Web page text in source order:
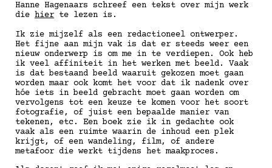
Hanne Hagenaars schreef een tekst over mijn werk
die hier te lezen is.
Ik zie mijzelf als een redactioneel ontwerper.
Het fijne aan mijn vak is dat er steeds weer een
nieuw onderwerp is om me in te verdiepen. Ook heb
ik veel affiniteit in het werken met beeld. Vaak
is dat bestaand beeld waaruit gekozen moet gaan
worden maar ook komt het voor dat ik nadenk over
hóe iets in beeld gebracht moet gaan worden om
vervolgens tot een keuze te komen voor het soort
fotografie, of juist een bepaalde manier van
tekenen, etc. Een boek zie ik in gedachte ook
vaak als een ruimte waarin de inhoud een plek
krijgt, of een wandeling, film, of andere
metafoor die werkt tijdens het maakproces.